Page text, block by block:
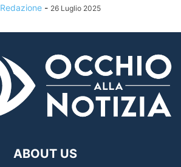
Redazione - 26 Luglio 2025
ABOUT US